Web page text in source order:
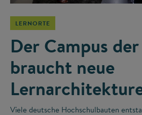
LERNORTE
Der Campus
braucht neue
Viele deutsche Hochschulbauten